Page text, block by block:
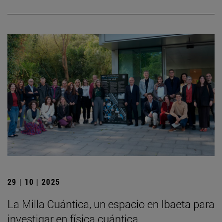
29 | 10 | 2025
La Milla Cuántica, un espacio en Ibaeta para
investigar en física cuántica